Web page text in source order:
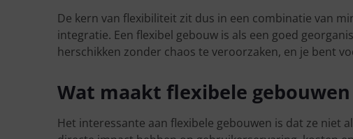
De kern van flexibiliteit zit dus in een combinatie van
integratie. Een flexibel gebouw is als een goed
herschikken zonder chaos te veroorzaken, en je bent
Wat maakt flexibele
Het interessante aan flexibele gebouwen is dat ze niet